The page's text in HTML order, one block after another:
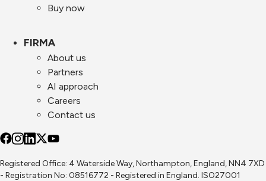
Buy now
FIRMA
About us
Partners
AI approach
Careers
Contact us
Registered Office: 4 Waterside Way, Northampton, England, NN4 7XD
- Registration No: 08516772 - Registered in England. ISO27001